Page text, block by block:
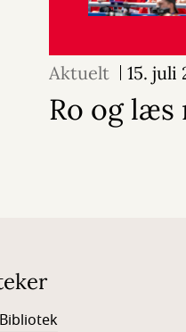
Aktuelt 15. juli
Ro og læs